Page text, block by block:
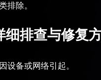
排除。
细排查与修复
设备或网络引起。